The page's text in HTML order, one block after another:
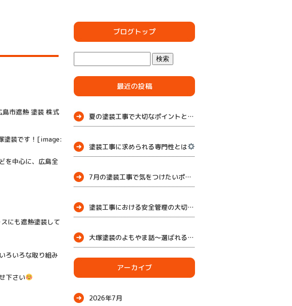
島市遮熱 塗装 株式
塗装です！[image:
を中心に、広島全
にも遮熱塗装して
ろいろな取り組み
下さい
ブログトップ
最近の投稿
夏の塗装工事で大切なポイントとメンテナンス
塗装工事に求められる専門性とは
7月の塗装工事で気をつけたいポイント
塗装工事における安全管理の大切さ
大塚塗装のよもやま話～選ばれる理由
アーカイブ
2026年7月